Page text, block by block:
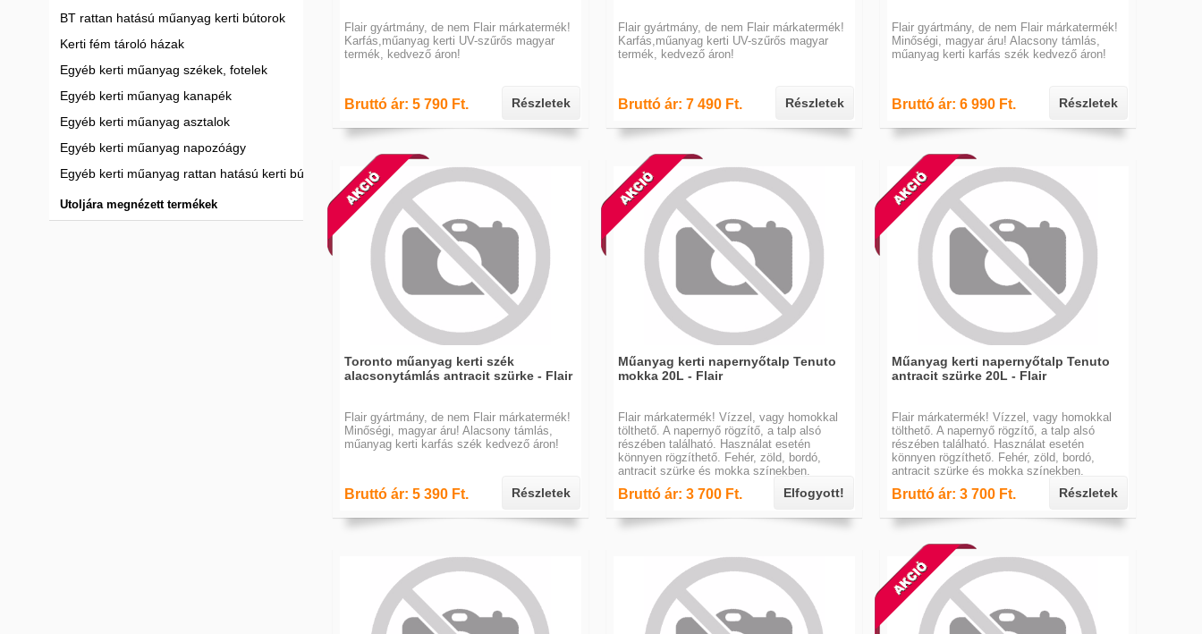
BT rattan hatású műanyag kerti bútorok
Kerti fém tároló házak
Egyéb kerti műanyag székek, fotelek
Egyéb kerti műanyag kanapék
Egyéb kerti műanyag asztalok
Egyéb kerti műanyag napozóágy
Egyéb kerti műanyag rattan hatású kerti bútor garnitúrák
Utoljára megnézett termékek
Flair gyártmány, de nem Flair márkatermék!
Karfás,műanyag kerti UV-szűrős magyar
termék, kedvező áron!
Bruttó ár: 5 790 Ft. Részletek
Flair gyártmány, de nem Flair márkatermék!
Karfás,műanyag kerti UV-szűrős magyar
termék, kedvező áron!
Bruttó ár: 7 490 Ft. Részletek
Flair gyártmány, de nem Flair márkatermék!
Minőségi, magyar áru! Alacsony támlás,
műanyag kerti karfás szék kedvező áron!
Bruttó ár: 6 990 Ft. Részletek
Toronto műanyag kerti szék
alacsonytámlás antracit szürke - Flair
Flair gyártmány, de nem Flair márkatermék!
Minőségi, magyar áru! Alacsony támlás,
műanyag kerti karfás szék kedvező áron!
Bruttó ár: 5 390 Ft. Részletek
Műanyag kerti napernyőtalp Tenuto
mokka 20L - Flair
Flair márkatermék! Vízzel, vagy homokkal
tölthető. A napernyő rögzítő, a talp alsó
részében található. Használat esetén
könnyen rögzíthető. Fehér, zöld, bordó,
antracit szürke és mokka színekben.
Bruttó ár: 3 700 Ft. Elfogyott!
Műanyag kerti napernyőtalp Tenuto
antracit szürke 20L - Flair
Flair márkatermék! Vízzel, vagy homokkal
tölthető. A napernyő rögzítő, a talp alsó
részében található. Használat esetén
könnyen rögzíthető. Fehér, zöld, bordó,
antracit szürke és mokka színekben.
Bruttó ár: 3 700 Ft. Részletek